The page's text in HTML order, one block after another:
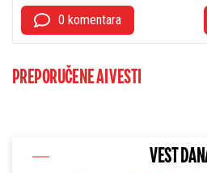
0 komentara
PREPORUČENE AI VESTI
VEST